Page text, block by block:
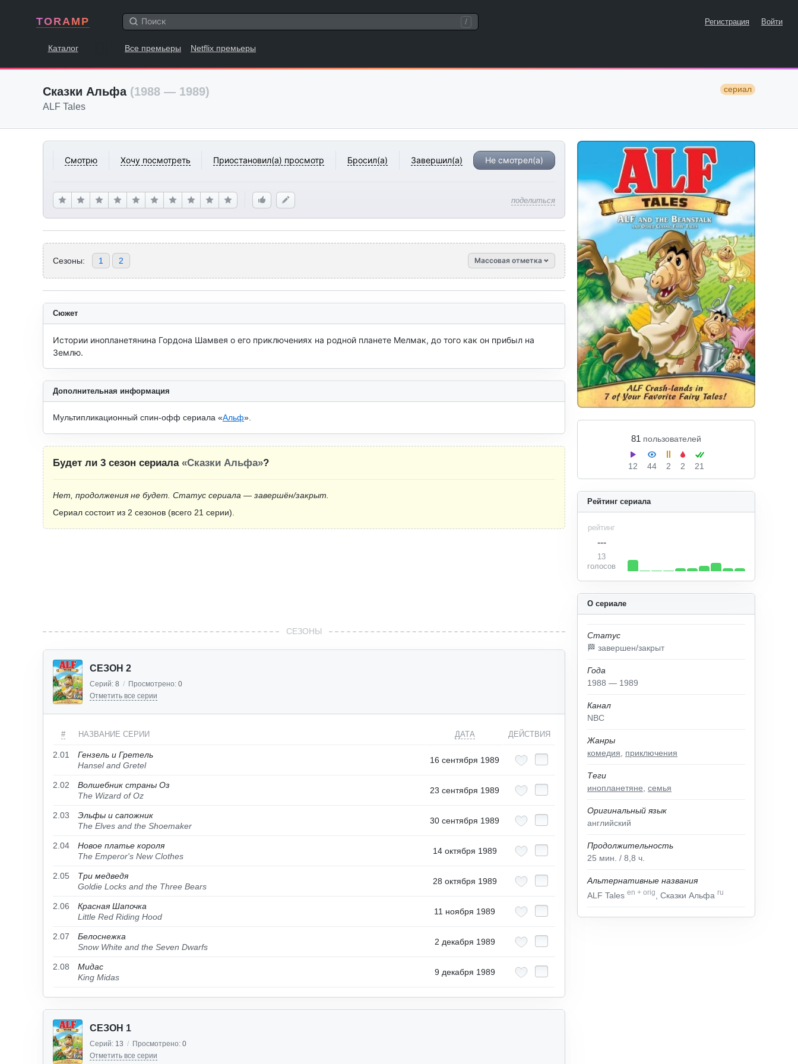
TORAMP / Регистрация Войти
Каталог Все премьеры Netflix премьеры
Сказки Альфа (1988 — 1989) сериал
ALF Tales
Смотрю Хочу посмотреть Приостановил(а) просмотр Бросил(а) Завершил(а) Не смотрел(а)
поделиться
81 пользователей
12 44 2 2 21
Сезоны: 1 2 Массовая отметка
О сериале
Статус
🏁 завершен/закрыт
Года
1988 — 1989
Канал
NBC
Жанры
комедия
приключения
Теги
инопланетяне семья
Оригинальный язык
английский
Продолжительность
25 мин. / 8,8 ч.
Альтернативные названия
ALF Tales en + orig , Сказки Альфа ru
Рейтинг сериала
рейтинг
---
13
голосов
Сюжет
Истории инопланетянина Гордона Шамвея о его приключениях на родной планете Мелмак, до того как он прибыл на
Землю.
Дополнительная информация
Мультипликационный спин-офф сериала «Альф».
Будет ли 3 сезон сериала «Сказки Альфа»?
Нет, продолжения не будет. Статус сериала — завершён/закрыт.
Сериал состоит из 2 сезонов (всего 21 серии).
СЕЗОНЫ
СЕЗОН 2
Серий: 8 / Просмотрено: 0
Отметить все серии
# НАЗВАНИЕ СЕРИИ ДАТА ДЕЙСТВИЯ
2.01
Гензель и Гретель
Hansel and Gretel
16 сентября 1989
2.02
Волшебник страны Оз
The Wizard of Oz
23 сентября 1989
2.03
Эльфы и сапожник
The Elves and the Shoemaker
30 сентября 1989
2.04
Новое платье короля
The Emperor's New Clothes
14 октября 1989
2.05
Три медведя
Goldie Locks and the Three Bears
28 октября 1989
2.06
Красная Шапочка
Little Red Riding Hood
11 ноября 1989
2.07
Белоснежка
Snow White and the Seven Dwarfs
2 декабря 1989
2.08
Мидас
King Midas
9 декабря 1989
СЕЗОН 1
Серий: 13 / Просмотрено: 0
Отметить все серии